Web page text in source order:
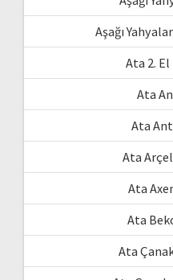
Aşağı
Ata 2.
Ata
Ata
Ata
Ata
Ata
Ata